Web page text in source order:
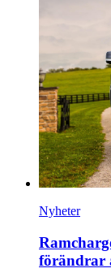
Nyheter
förändrar